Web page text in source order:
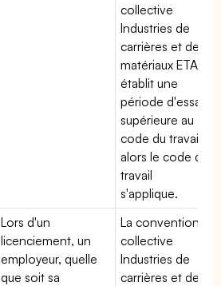
collective
Industries de
carrières et de
matériaux ETAM
établit une
période d'essai
supérieure au
code du travail,
alors le code du
travail
s'applique.
Lors d'un
licenciement, un
employeur, quelle
que soit sa
La convention
collective
Industries de
carrières et de